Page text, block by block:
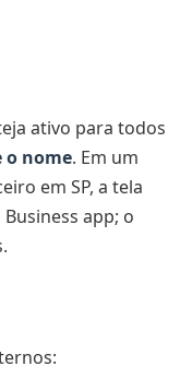
ativo para todos
o nome. Em um
em SP, a tela
app; o